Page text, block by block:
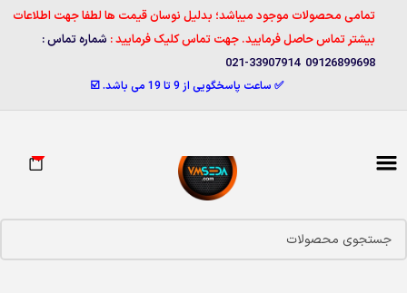
تمامی محصولات موجود میباشد؛ بدلیل نوسان قیمت ها لطفا جهت اطلاعات
بیشتر تماس حاصل فرمایید. جهت تماس کلیک فرمایید : شماره تماس :
09126899698 33907914-021
✅ ساعت پاسخگویی از 9 تا 19 می باشد. ☑️
0